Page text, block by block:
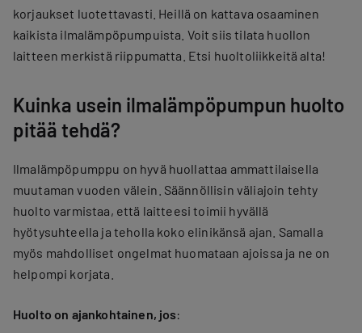
korjaukset luotettavasti. Heillä on kattava osaaminen
kaikista ilmalämpöpumpuista. Voit siis tilata huollon
laitteen merkistä riippumatta. Etsi huoltoliikkeitä alta!
Kuinka usein ilmalämpöpumpun huolto
pitää tehdä?
Ilmalämpöpumppu on hyvä huollattaa ammattilaisella
muutaman vuoden välein. Säännöllisin väliajoin tehty
huolto varmistaa, että laitteesi toimii hyvällä
hyötysuhteella ja teholla koko elinikänsä ajan. Samalla
myös mahdolliset ongelmat huomataan ajoissa ja ne on
helpompi korjata.
Huolto on ajankohtainen, jos: